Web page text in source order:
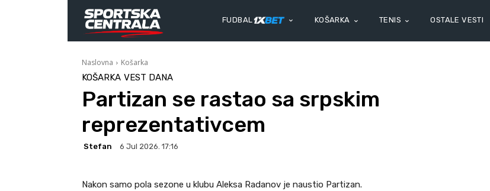
FUDBAL KOŠARKA TENIS OSTALE VESTI
Naslovna Košarka
KOŠARKA VEST DANA
Partizan se rastao sa srpskim
reprezentativcem
Stefan 6 Jul 2026. 17:16
Nakon samo pola sezone u klubu Aleksa Radanov je naustio Partizan.